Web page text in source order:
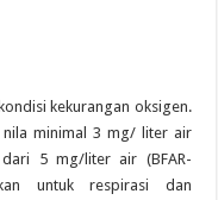
kekurangan oksigen.
nila minimal 3 mg/ liter air
5 mg/liter air (BFAR-
untuk respirasi dan